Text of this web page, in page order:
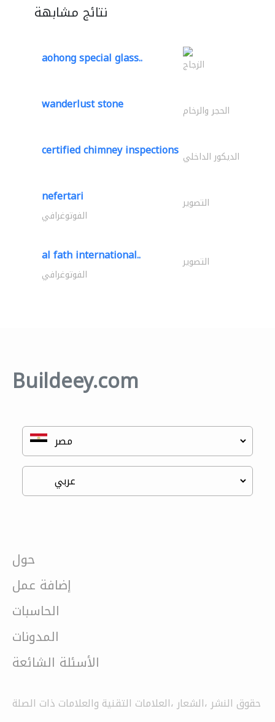
نتائج مشابهة
aohong special glass.. الزجاج
wanderlust stone الحجر والرخام
certified chimney inspections الديكور الداخلي
nefertari التصوير
الفوتوغرافي
al fath international.. التصوير
الفوتوغرافي
Buildeey.com
حول
إضافة عمل
الحاسبات
المدونات
الأسئلة الشائعة
حقوق النشر ،الشعار ،العلامات التقنية والعلامات ذات الصلة